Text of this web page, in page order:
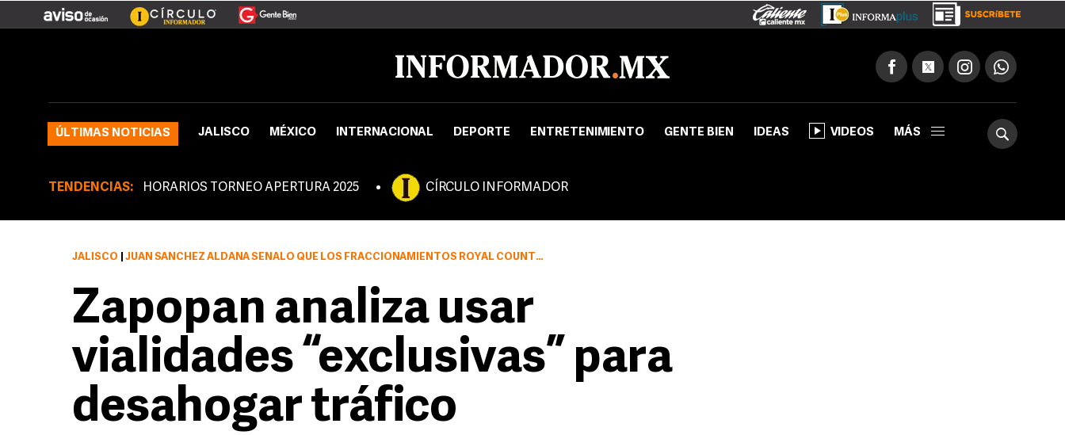
ÚLTIMAS NOTICIAS JALISCO MÉXICO INTERNACIONAL DEPORTE ENTRETENIMIENTO GENTE BIEN IDEAS VIDEOS MÁS
TENDENCIAS: HORARIOS TORNEO APERTURA 2025 CÍRCULO INFORMADOR
JALISCO JUAN SÁNCHEZ ALDANA SEÑALÓ QUE LOS FRACCIONAMIENTOS ROYAL COUNTRY Y PUERTA DE HIERRO “TENDRÁN QUE ‘ABRIR’ SUS VIALIDADES”.
Zapopan analiza usar
vialidades “exclusivas” para
desahogar tráfico